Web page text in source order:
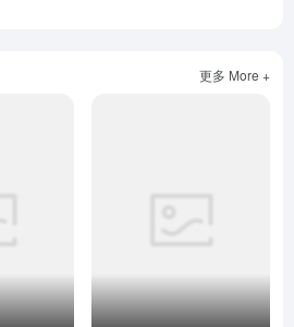
更多 More +